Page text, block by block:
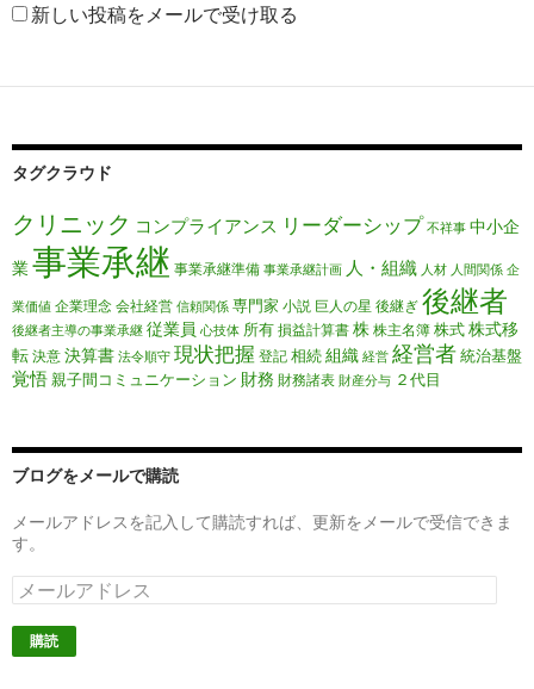
新しい投稿をメールで受け取る
タグクラウド
クリニック コンプライアンス リーダーシップ 不祥事 中小企
業事業承継 事業承継準備 事業承継計画 人・組織 人材 人間関係 企
業価値 企業理念 会社経営 信頼関係 専門家 小説 巨人の星 後継ぎ 後継者
後継者主導の事業承継 従業員 心技体 所有 損益計算書 株 株主名簿 株式株式移
転 決意 決算書 法令順守 現状把握 登記 相続組織 経営 経営者統治基盤
覚悟親子間コミュニケーション 財務 財務諸表 財産分与 ２代目
ブログをメールで購読
メールアドレスを記入して購読すれば、更新をメールで受信できま
す。
メ
ー
ル
ア